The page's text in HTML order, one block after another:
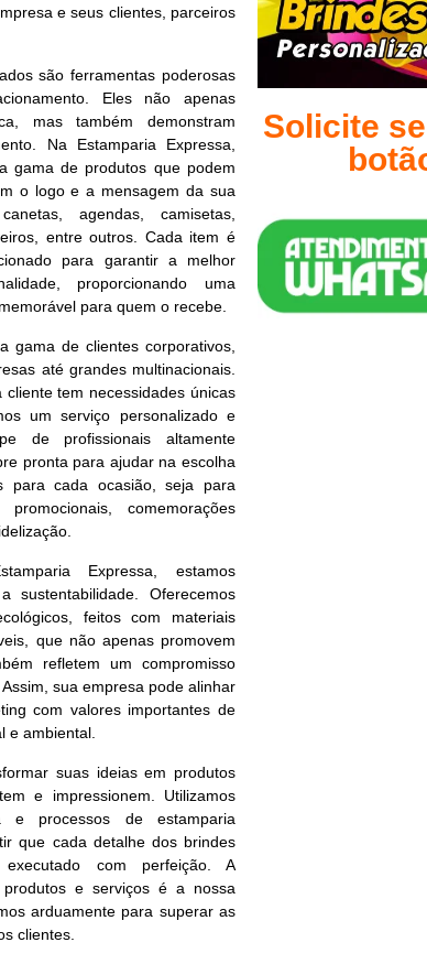
e seus clientes, parceiros
são ferramentas poderosas
Eles não apenas
mas também demonstram
Na Estamparia Expressa,
gama de produtos que podem
o logo e a mensagem da sua
agendas, camisetas,
entre outros. Cada item é
para garantir a melhor
proporcionando uma
para quem o recebe.
gama de clientes corporativos,
até grandes multinacionais.
cliente tem necessidades únicas
um serviço personalizado e
de profissionais altamente
pronta para ajudar na escolha
para cada ocasião, seja para
comemorações
Expressa, estamos
sustentabilidade. Oferecemos
feitos com materiais
que não apenas promovem
refletem um compromisso
sua empresa pode alinhar
com valores importantes de
e ambiental.
suas ideias em produtos
e impressionem. Utilizamos
e processos de estamparia
que cada detalhe dos brindes
executado com perfeição. A
e serviços é a nossa
arduamente para superar as
clientes.
Solicite